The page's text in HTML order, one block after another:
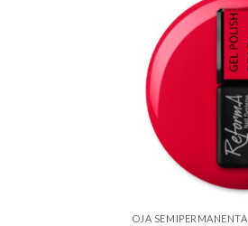
OJA SEMIPERMANENTA